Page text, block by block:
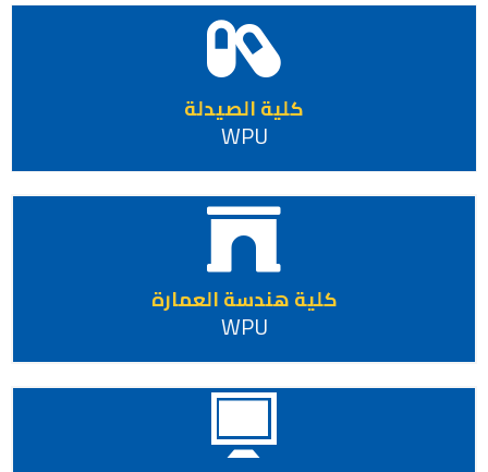
كلية الصيدلة
WPU
كلية هندسة العمارة
WPU